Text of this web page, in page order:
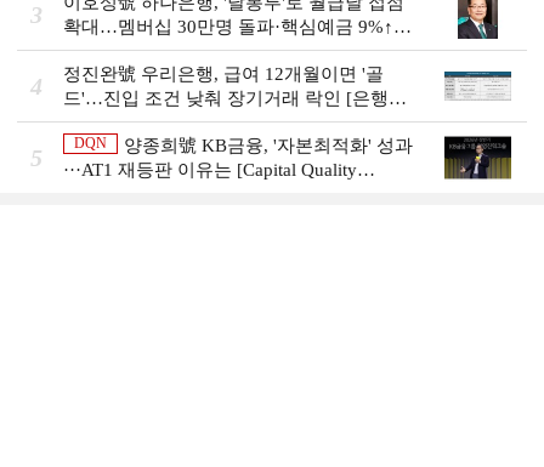
3
확대…멤버십 30만명 돌파·핵심예금 9%↑
[은행권 머니무브 대응 전략]
4
정진완號 우리은행, 급여 12개월이면 '골
드'…진입 조건 낮춰 장기거래 락인 [은행권
머니무브 대응 전략]
5
DQN
양종희號 KB금융, '자본최적화' 성과
···AT1 재등판 이유는 [Capital Quality